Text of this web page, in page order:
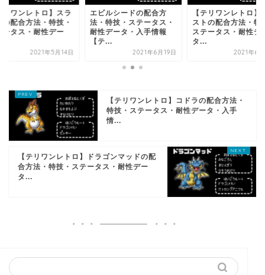
リワンレトロ】スラ
の配合方法・特技・
ータス・耐性デー
2021年5月14日
エビルシードの配合方
法・特技・ステータス・
耐性データ・入手情報
【テ...
2021年6月19日
【テリワンレトロ】
ストの配合方法・特
ステータス・耐性デ
タ...
2021年6
【テリワンレトロ】コドラの配合方法・
特技・ステータス・耐性データ・入手
情...
【テリワンレトロ】ドラゴンマッドの配
合方法・特技・ステータス・耐性デー
タ...